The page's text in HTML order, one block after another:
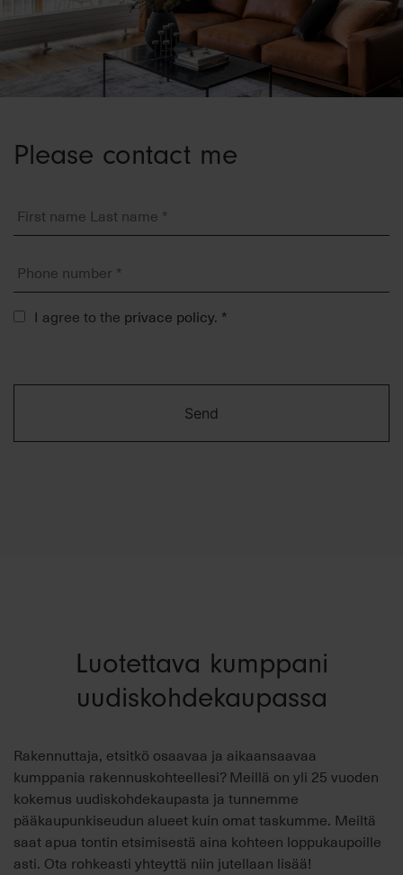
Please contact me
name
Last
*
number
*
Tietosuojaseloste
*
I agree to the privace policy. *
Luotettava kumppani
uudiskohdekaupassa
Rakennuttaja, etsitkö osaavaa ja aikaansaavaa
kumppania rakennuskohteellesi? Meillä on yli 25 vuoden
kokemus uudiskohdekaupasta ja tunnemme
pääkaupunkiseudun alueet kuin omat taskumme. Meiltä
saat apua tontin etsimisestä aina kohteen loppukaupoille
asti. Ota rohkeasti yhteyttä niin jutellaan lisää!